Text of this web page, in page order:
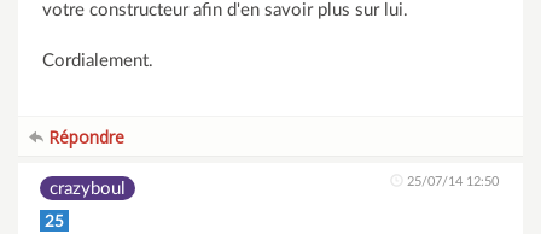
votre constructeur afin d'en savoir plus sur lui.
Cordialement.
Répondre
crazyboul 25/07/14 12:50
25